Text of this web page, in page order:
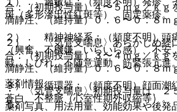
斑（多形滲出性紅斑等）、固定薬疹。
２）． 精神神経系：（頻度不明）頭
（興奮、不機嫌、いらいら感）、不安
戦、しびれ、不随意運動、筋緊張亢進
３）． 循環器：（頻度不明）顔面潮
蒼白、不整脈（心室性期外収縮等）。
合：（初期投与量）４〜５ｍｇ／ｋｇ
滴静注、（維持量）０．６〜０．８ｍ
２）． 〈気管支喘息〉あらかじめ経
合：（初期投与量）３〜４ｍｇ／ｋｇ
滴静注、（維持量）０．６〜０．８ｍ
・ 〈気管支喘息〉初期投与量は、２
る。
薬剤情報
薬剤写真、用法用量、効能効果や後発